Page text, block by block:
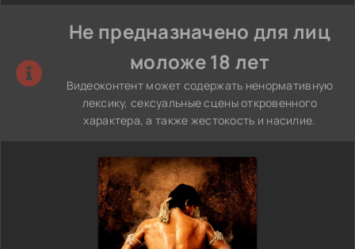
Не предназначено для лиц
моложе 18 лет
Видеоконтент может содержать ненормативную
лексику, сексуальные сцены откровенного
характера, а также жестокость и насилие.